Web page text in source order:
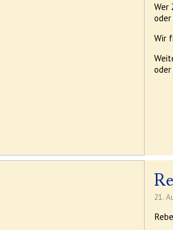
Wer
Wir
21.